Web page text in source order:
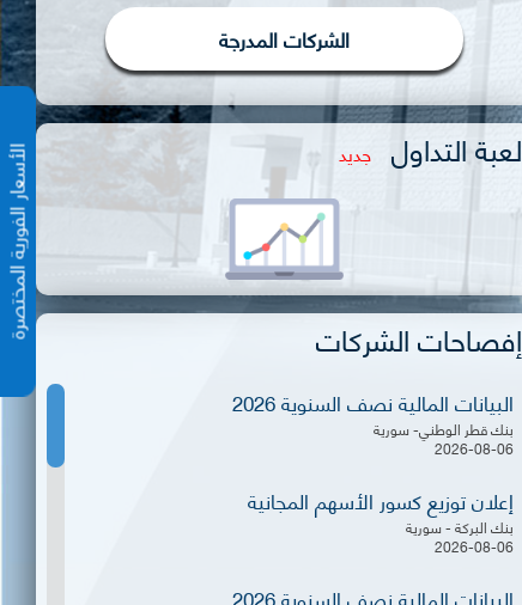
الأسعار
الشركات المدرجة
لعبة التداول جديد
إفصاحات الشركات
البيانات المالية نصف السنوية 2026
بنك قطر الوطني- سورية
2026-08-06
إعلان توزيع كسور الأسهم المجانية
بنك البركة - سورية
2026-08-06